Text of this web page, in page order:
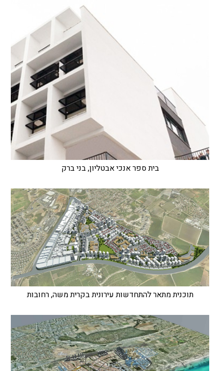
בית ספר אנכי אבטליון, בני ברק
תוכנית מתאר להתחדשות עירונית בקרית משה, רחובות